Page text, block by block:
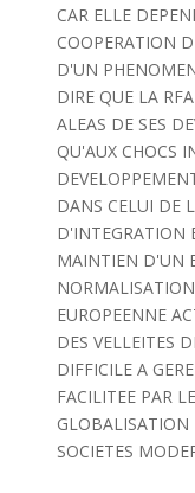
CAR ELLE
COOPERATION
D'UN
DIRE QUE LA
ALEAS DE SES
QU'AUX CHOCS
DANS CELUI DE
D'INTEGRATION
MAINTIEN D'UN
EUROPEENNE
DES VELLEITES
DIFFICILE A
FACILITEE PAR
GLOBALISATION
SOCIETES